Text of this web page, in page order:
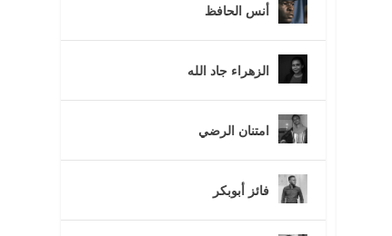
أنس الحافظ
الزهراء جاد الله
امتنان الرضي
فائز أبوبكر